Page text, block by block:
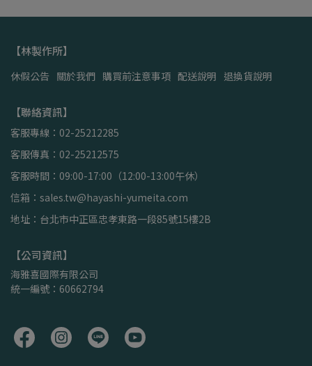
【林製作所】
休假公告 關於我們 購買前注意事項 配送說明 退換貨說明
【聯絡資訊】
客服專線：02-25212285
客服傳真：02-25212575
客服時間：09:00-17:00（12:00-13:00午休）
信箱：sales.tw@hayashi-yumeita.com
地址：台北市中正區忠孝東路一段85號15樓2B
【公司資訊】
海雅喜國際有限公司
統一編號：60662794